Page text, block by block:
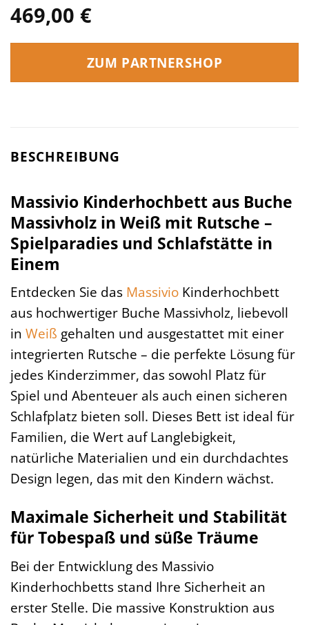
469,00 €
ZUM PARTNERSHOP
BESCHREIBUNG
Massivio Kinderhochbett aus Buche
Massivholz in Weiß mit Rutsche –
Spielparadies und Schlafstätte in
Einem
Entdecken Sie das Massivio Kinderhochbett
aus hochwertiger Buche Massivholz, liebevoll
in Weiß gehalten und ausgestattet mit einer
integrierten Rutsche – die perfekte Lösung für
jedes Kinderzimmer, das sowohl Platz für
Spiel und Abenteuer als auch einen sicheren
Schlafplatz bieten soll. Dieses Bett ist ideal für
Familien, die Wert auf Langlebigkeit,
natürliche Materialien und ein durchdachtes
Design legen, das mit den Kindern wächst.
Maximale Sicherheit und Stabilität
für Tobespaß und süße Träume
Bei der Entwicklung des Massivio
Kinderhochbetts stand Ihre Sicherheit an
erster Stelle. Die massive Konstruktion aus